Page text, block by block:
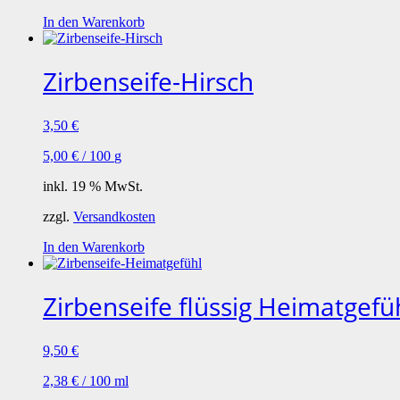
In den Warenkorb
Zirbenseife-Hirsch
3,50 €
5,00 € / 100 g
inkl. 19 % MwSt.
zzgl. Versandkosten
In den Warenkorb
Zirbenseife flüssig
9,50 €
2,38 € / 100 ml